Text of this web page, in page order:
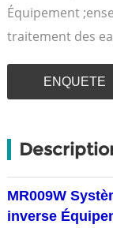
Équipement
traitement des
ENQUETE
MR009W
inverse